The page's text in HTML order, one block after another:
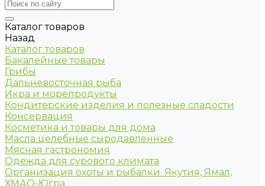
Каталог товаров
Назад
Каталог товаров
Бакалейные товары
Грибы
Дальневосточная рыба
Икра и морепродукты
Кондитерские изделия и полезные сладости
Консервация
Косметика и товары для дома
Масла целебные сыродавленные
Мясная гастрономия
Одежда для сурового климата
Организация охоты и рыбалки. Якутия, Ямал,
ХМАО-Югра